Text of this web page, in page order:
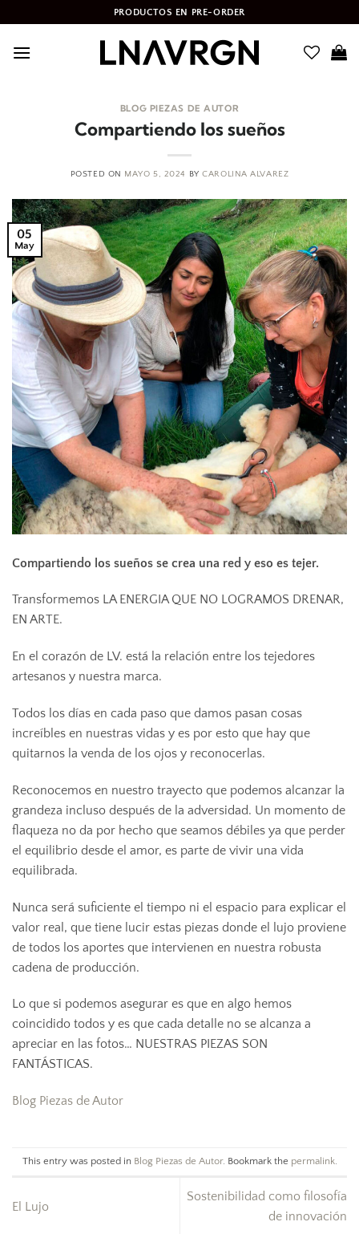
to
content
PRODUCTOS EN PRE-ORDER
BLOG PIEZAS DE AUTOR
Compartiendo los sueños
POSTED ON MAYO 5, 2024 BYCAROLINA ALVAREZ
05
May
Compartiendo los sueños se crea una red y eso es tejer.
Transformemos LA ENERGIA QUE NO LOGRAMOS DRENAR,
EN ARTE.
En el corazón de LV. está la relación entre los tejedores
artesanos y nuestra marca.
Todos los días en cada paso que damos pasan cosas
increíbles en nuestras vidas y es por esto que hay que
quitarnos la venda de los ojos y reconocerlas.
Reconocemos en nuestro trayecto que podemos alcanzar la
grandeza incluso después de la adversidad. Un momento de
flaqueza no da por hecho que seamos débiles ya que perder
el equilibrio desde el amor, es parte de vivir una vida
equilibrada.
Nunca será suficiente el tiempo ni el espacio para explicar el
valor real, que tiene lucir estas piezas donde el lujo proviene
de todos los aportes que intervienen en nuestra robusta
cadena de producción.
Lo que si podemos asegurar es que en algo hemos
coincidido todos y es que cada detalle no se alcanza a
apreciar en las fotos… NUESTRAS PIEZAS SON
FANTÁSTICAS.
Blog Piezas de Autor
This entry was posted in Blog Piezas de Autor. Bookmark the permalink.
El Lujo
Sostenibilidad como filosofía
de innovación